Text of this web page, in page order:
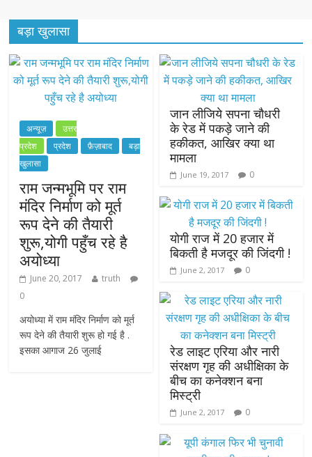
बड़ा खुलासा
अन्यूज़
उत्तर
प्रदेश
प्रदेश फ़ैज़ाबाद
बड़ा
खुलासा
राम जन्मभूमि पर राम
मंदिर निर्माण को मूर्त
रूप देने की तैयारी
शुरू,योगी पहुँच रहे है
अयोध्या
June 20, 2017
truth
0
अयोध्या में राम मंदिर निर्माण को मूर्त
रूप देने की तैयारी शुरू हो गई है .
इसका आगाज 26 जुलाई
जान लीजिये सपना चौधरी
के रेड में पकड़े जाने की
हकीकत, आखिर क्या था
मामला
June 19, 2017 0
योगी राज में 20 हजार में
बिकती है मजदूर की जिंदगी !
June 2, 2017 0
रेड लाइट एरिया और नारी
संरक्षण गृह की अधीक्षिका के
बीच का कनेक्शन बना
मिस्ट्री
June 2, 2017 0